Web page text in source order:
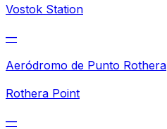
Vostok Station
—
Aeródromo de Punto Rothera
Rothera Point
—